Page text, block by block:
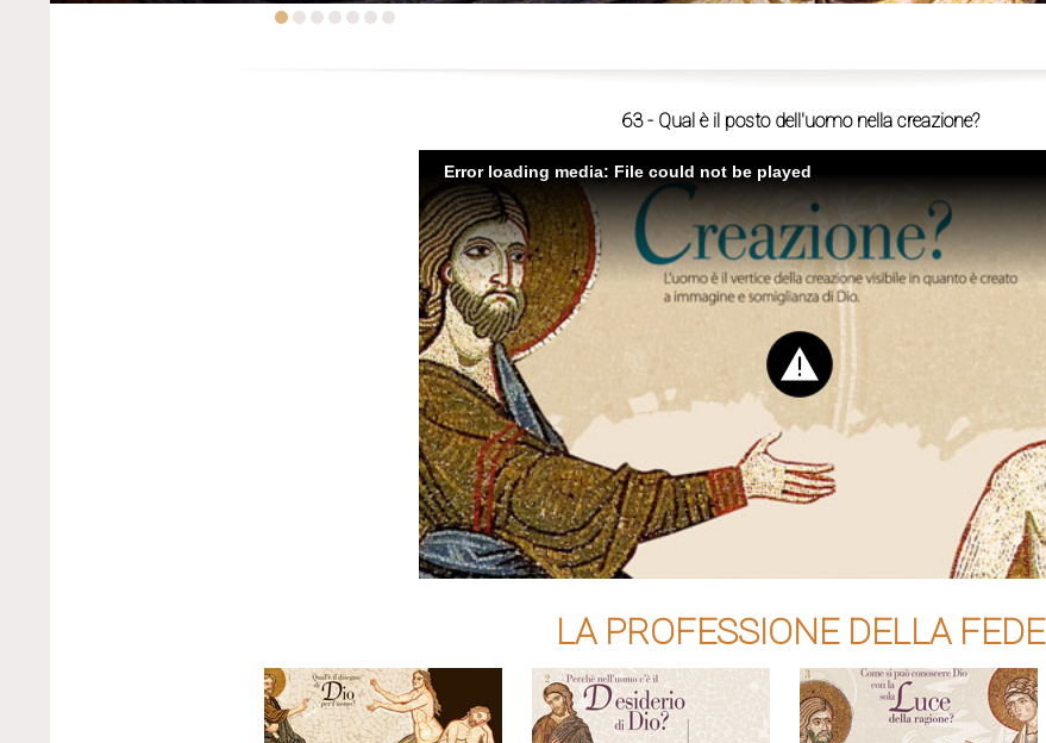
63 - Qual è il posto dell'uomo nella creazione?
Error loading media: File could not be played
LA PROFESSIONE DELLA FEDE